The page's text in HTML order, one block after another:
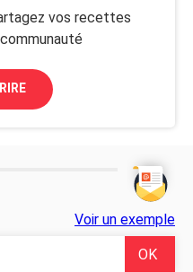
vos recettes
Voir un exemple